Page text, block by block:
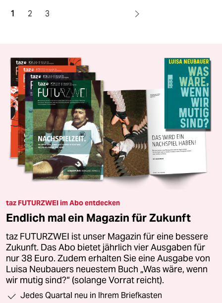
1 2 3
taz FUTURZWEI im Abo entdecken
Endlich mal ein Magazin für Zukunft
taz FUTURZWEI ist unser Magazin für eine bessere
Zukunft. Das Abo bietet jährlich vier Ausgaben für
nur 38 Euro. Zudem erhalten Sie eine Ausgabe von
Luisa Neubauers neuestem Buch „Was wäre, wenn
wir mutig sind?“ (solange Vorrat reicht).
Jedes Quartal neu in Ihrem Briefkasten